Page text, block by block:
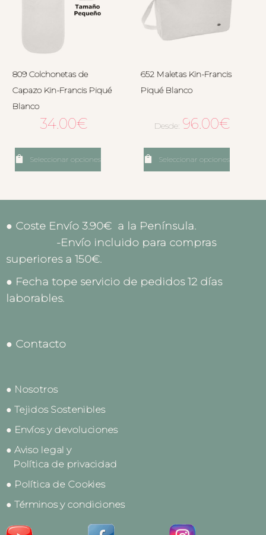
809 Colchonetas de
Capazo Kin-Francis Piqué
Blanco
34.00€
Seleccionar opciones
652 Maletas Kin-Francis
Piqué Blanco
Desde: 96.00€
Seleccionar opciones
● Coste Envío 3.90€ a la Península.
-Envío incluido para compras
superiores a 150€.
● Fecha tope servicio de pedidos 12 días
laborables.
● Contacto
● Nosotros
● Tejidos Sostenibles
● Envíos y devoluciones
● Aviso legal y
Política de privacidad
● Política de Cookies
● Términos y condiciones